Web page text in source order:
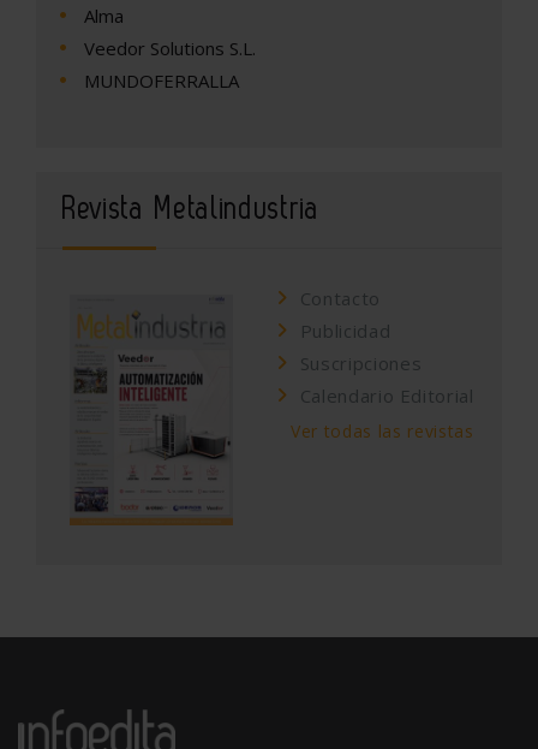
Alma
Veedor Solutions S.L.
MUNDOFERRALLA
Revista Metalindustria
Contacto
Publicidad
Suscripciones
Calendario Editorial
Ver todas las revistas